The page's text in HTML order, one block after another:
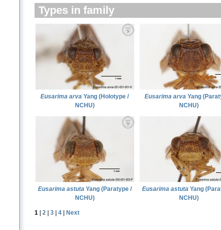
Types in family
Eusarima arva Yang (Holotype /
NCHU)
Eusarima arva Yang
NCHU)
Eusarima astutaYang (Paratype /
NCHU)
Eusarima astuta Yang
NCHU)
1 2 3 4 Next